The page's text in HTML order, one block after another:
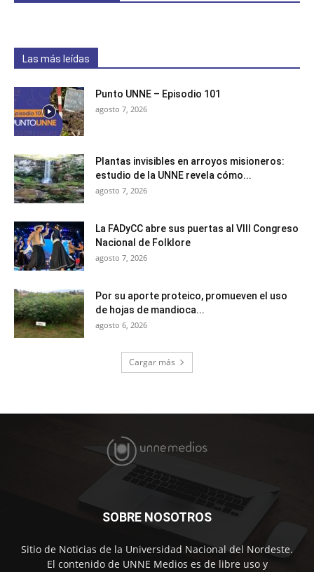
Las más leídas
Punto UNNE – Episodio 101
agosto 7, 2026
Plantas invisibles en arroyos misioneros:
estudio de la UNNE revela cómo...
agosto 7, 2026
La FADyCC abre sus puertas al VIII Congreso
Nacional de Folklore
agosto 7, 2026
Por su aporte proteico, promueven el uso
de hojas de mandioca...
agosto 6, 2026
Cargar más
SOBRE NOSOTROS
Sitio de Noticias de la Universidad Nacional del Nordeste.
El contenido de UNNE Medios es de libre uso y